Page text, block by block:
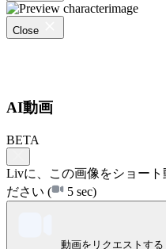
Close
AI動画
BETA
Livに、この画像をショート
ださい ( 5 sec)
動画をリクエストする